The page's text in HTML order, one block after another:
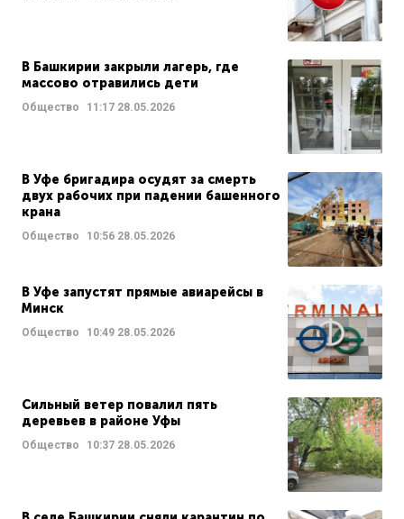
В Башкирии закрыли лагерь, где
массово отравились дети
Общество 11:17 28.05.2026
В Уфе бригадира осудят за смерть
двух рабочих при падении башенного
крана
Общество 10:56 28.05.2026
В Уфе запустят прямые авиарейсы в
Минск
Общество 10:49 28.05.2026
Сильный ветер повалил пять
деревьев в районе Уфы
Общество 10:37 28.05.2026